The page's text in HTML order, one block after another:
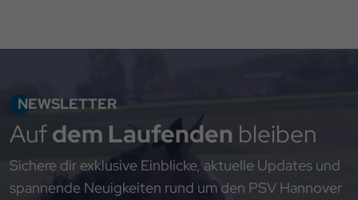
NEWSLETTER
Aufdem Laufenden bleiben
Sichere dir exklusive Einblicke, aktuelle Updates und
spannende Neuigkeiten rund um den PSV Hannover